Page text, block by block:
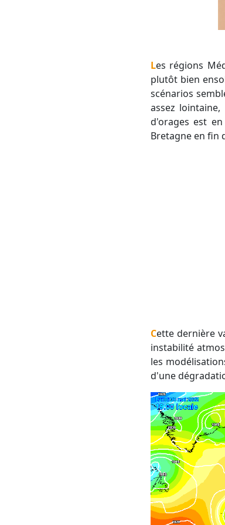
Les régions Méditerranéennes sont toujours sous l'influence des hautes pressions. Cela assure un temps
plutôt bien
scénarios
assez
d'orages est
Bretagne en fin
Cette dernière va tournoyer sur elle-même, précédée d'air chaud et donc favorisant l'apparition d'une forte
instabilité
les
d'une